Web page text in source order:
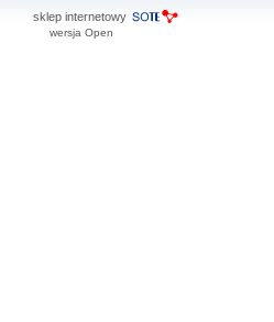
sklep internetowy
wersja Open